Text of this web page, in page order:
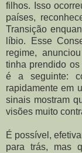
filhos. Isso
países,
Transição
líbio. Esse
regime,
tinha prendido
é a seguinte:
rapidamente em
sinais mostram
visões muito
É possível,
para trás, mas